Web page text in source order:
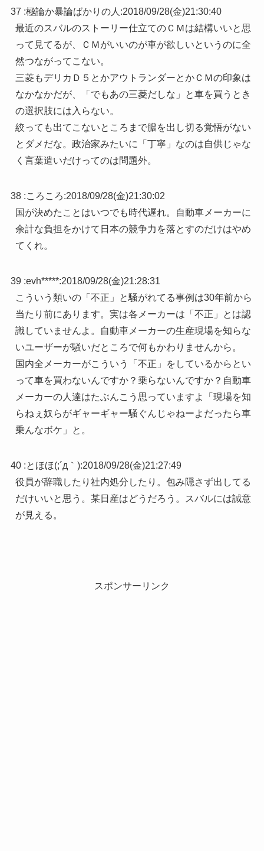
37 :極論か暴論ばかりの人 :2018/09/28(金)21:30:40
最近のスバルのストーリー仕立てのＣＭは結構いいと思
って見てるが、ＣＭがいいのが車が欲しいというのに全
然つながってこない。
三菱もデリカＤ５とかアウトランダーとかＣＭの印象は
なかなかだが、「でもあの三菱だしな」と車を買うとき
の選択肢には入らない。
絞っても出てこないところまで膿を出し切る覚悟がない
とダメだな。政治家みたいに「丁寧」なのは自供じゃな
く言葉遣いだけってのは問題外。
38 :ころころ:2018/09/28(金)21:30:02
国が決めたことはいつでも時代遅れ。自動車メーカーに
余計な負担をかけて日本の競争力を落とすのだけはやめ
てくれ。
39 :evh*****:2018/09/28(金)21:28:31
こういう類いの「不正」と騒がれてる事例は30年前から
当たり前にあります。実は各メーカーは「不正」とは認
識していませんよ。自動車メーカーの生産現場を知らな
いユーザーが騒いだところで何もかわりませんから。
国内全メーカーがこういう「不正」をしているからとい
って車を買わないんですか？乗らないんですか？自動車
メーカーの人達はたぶんこう思っていますよ「現場を知
らねぇ奴らがギャーギャー騒ぐんじゃねーよだったら車
乗んなボケ」と。
40 :とほほ(;´д｀):2018/09/28(金)21:27:49
役員が辞職したり社内処分したり。包み隠さず出してる
だけいいと思う。某日産はどうだろう。スバルには誠意
が見える。
スポンサーリンク